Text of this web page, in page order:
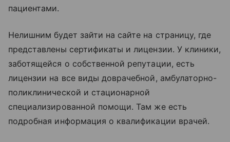
пациентами.
Нелишним будет зайти на сайте на страницу, где
представлены сертификаты и лицензии. У клиники,
заботящейся о собственной репутации, есть
лицензии на все виды доврачебной, амбулаторно-
поликлинической и стационарной
специализированной помощи. Там же есть
подробная информация о квалификации врачей.